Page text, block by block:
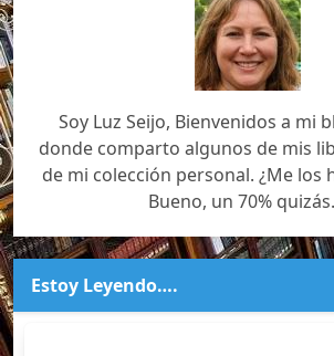
Soy Luz Seijo, Bienvenidos a mi
donde comparto algunos de mis
de mi colección personal. ¿Me los
Bueno, un 70%
Estoy Leyendo….